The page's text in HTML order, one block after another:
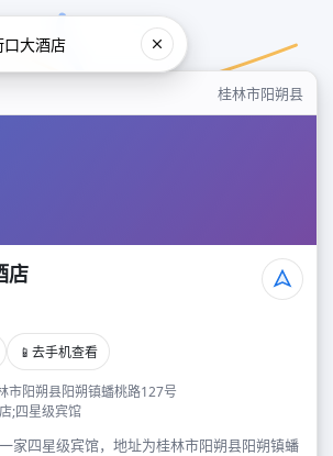
桂林市阳朔县
店
📱 去手机查看
市阳朔县阳朔镇蟠桃路127号
;四星级宾馆
家四星级宾馆，地址为桂林市阳朔县阳朔镇蟠